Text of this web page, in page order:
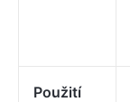
Použití